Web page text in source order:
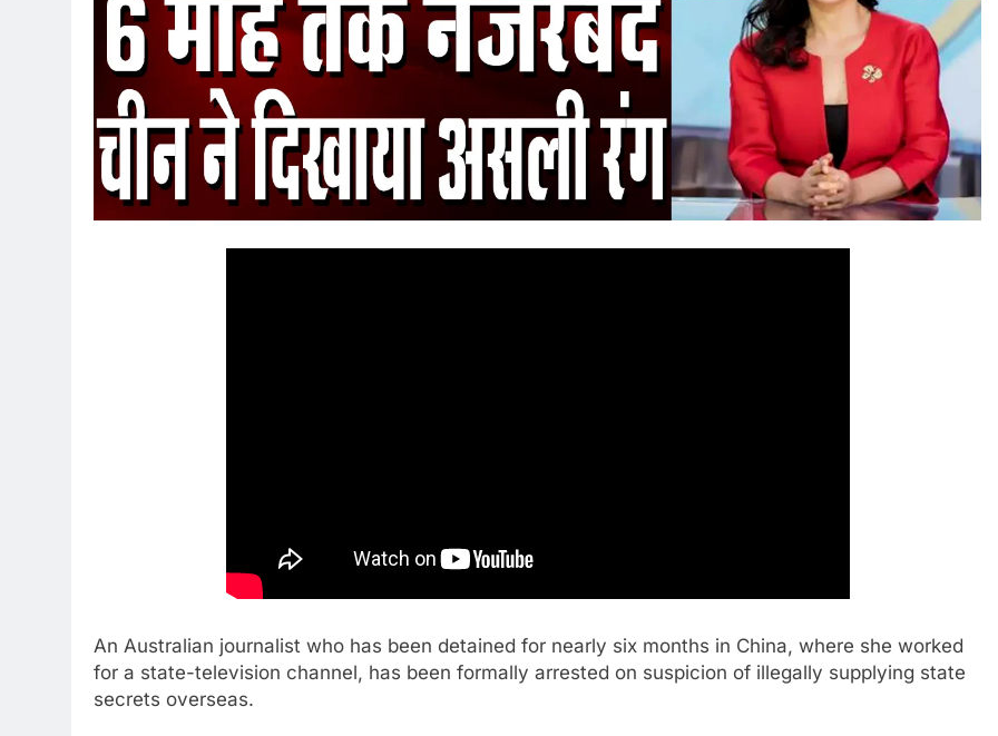
An Australian journalist who has been detained for nearly six months in China, where she worked
for a state-television channel, has been formally arrested on suspicion of illegally supplying state
secrets overseas.